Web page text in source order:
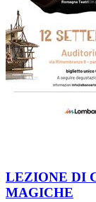
LEZIONE DI
MAGICHE